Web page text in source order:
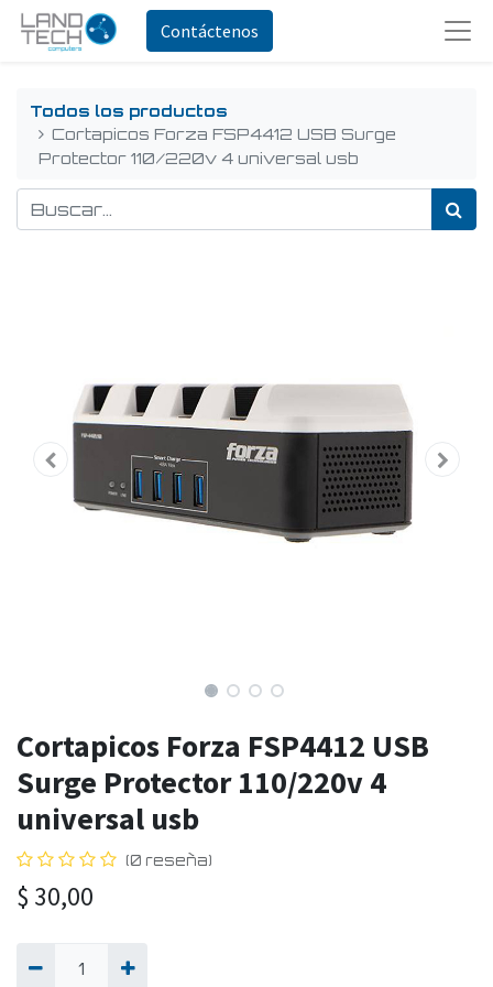
Contáctenos
Todos los productos
Cortapicos Forza FSP4412 USB Surge
Protector 110/220v 4 universal usb
Cortapicos Forza FSP4412 USB
Surge Protector 110/220v 4
universal usb
(0 reseña)
$ 30,00